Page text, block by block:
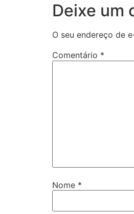
Deixe um
O seu endereço de
Comentário *
Nome *